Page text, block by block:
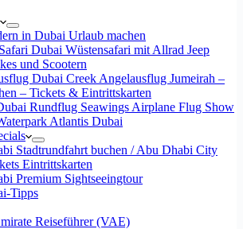
in Dubai Urlaub machen
Dubai Wüstensafari mit Allrad Jeep
und Scootern
Dubai Creek Angelausflug Jumeirah –
– Tickets & Eintrittskarten
Rundflug Seawings Airplane Flug Show
Atlantis Dubai
Stadtrundfahrt buchen / Abu Dhabi City
Eintrittskarten
Premium Sightseeingtour
Tipps
Reiseführer (VAE)